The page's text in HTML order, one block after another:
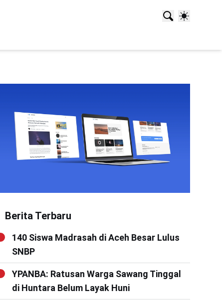
Berita Terbaru
140 Siswa Madrasah di Aceh Besar Lulus
SNBP
YPANBA: Ratusan Warga Sawang Tinggal
di Huntara Belum Layak Huni